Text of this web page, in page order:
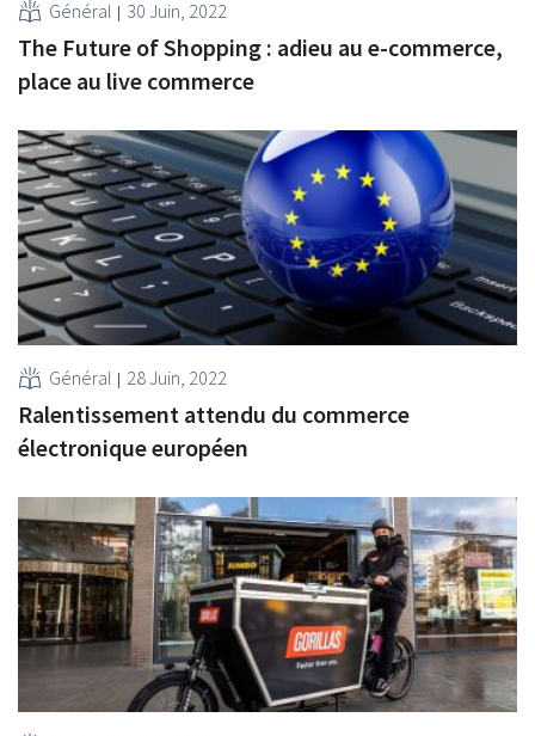
Général 30 Juin, 2022
The Future of Shopping : adieu au e-commerce,
place au live commerce
Général 28 Juin, 2022
Ralentissement attendu du commerce
électronique européen